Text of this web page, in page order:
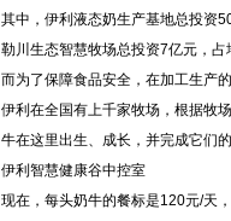
其中，伊利液态奶生产基地总投资
勒川生态智慧牧场总投资7亿元，占
而为了保障食品安全，在加工生产
伊利在全国有上千家牧场，根据牧
牛在这里出生、成长，并完成它们
伊利智慧健康谷中控室
现在，每头奶牛的餐标是120元/天